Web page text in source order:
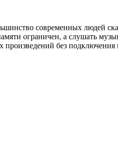
современных людей
ограничен, а слушать
без подключения